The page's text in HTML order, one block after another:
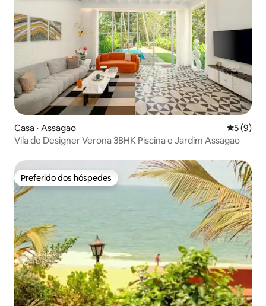
Casa ⋅ Assagao 5 de
5 (9)
Vila de Designer Verona 3BHK Piscina e Jardim Assagao
Preferido dos hóspedes
Preferido dos hóspedes